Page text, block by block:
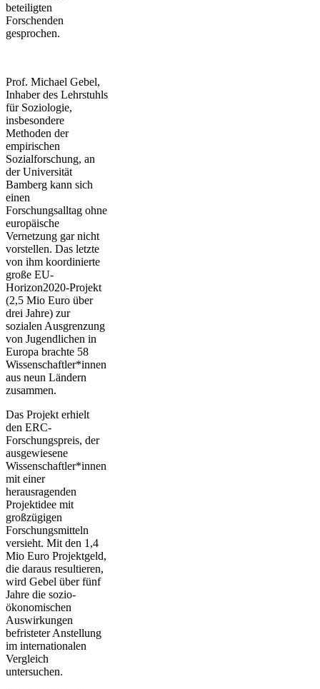
beteiligten
Forschenden
gesprochen.
Prof. Michael Gebel,
Inhaber des Lehrstuhls
für Soziologie,
insbesondere
Methoden der
empirischen
Sozialforschung, an
der Universität
Bamberg kann sich
einen
Forschungsalltag ohne
europäische
Vernetzung gar nicht
vorstellen. Das letzte
von ihm koordinierte
große EU-
Horizon2020-Projekt
(2,5 Mio Euro über
drei Jahre) zur
sozialen Ausgrenzung
von Jugendlichen in
Europa brachte 58
Wissenschaftler*innen
aus neun Ländern
zusammen.
Das Projekt erhielt
den ERC-
Forschungspreis, der
ausgewiesene
Wissenschaftler*innen
mit einer
herausragenden
Projektidee mit
großzügigen
Forschungsmitteln
versieht. Mit den 1,4
Mio Euro Projektgeld,
die daraus resultieren,
wird Gebel über fünf
Jahre die sozio-
ökonomischen
Auswirkungen
befristeter Anstellung
im internationalen
Vergleich
untersuchen.